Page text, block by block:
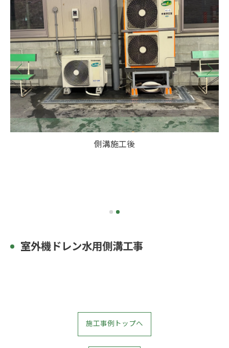
側溝施工後
室外機ドレン水用側溝工事
施工事例トップへ